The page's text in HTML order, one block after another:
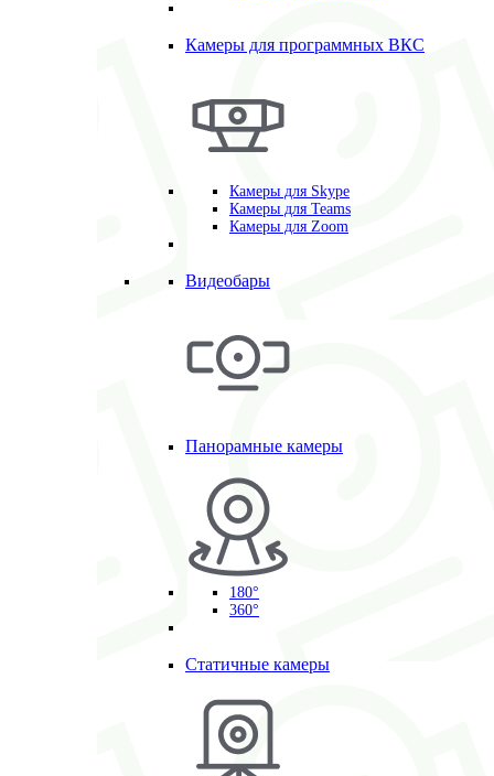
Камеры для программных ВКС
Камеры для Skype
Камеры для Teams
Камеры для Zoom
Видеобары
Панорамные камеры
180°
360°
Статичные камеры